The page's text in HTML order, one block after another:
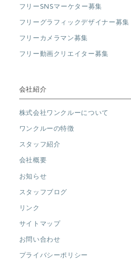
フリーSNSマーケター募集
フリーグラフィックデザイナー募集
フリーカメラマン募集
フリー動画クリエイター募集
会社紹介
株式会社ワンクルーについて
ワンクルーの特徴
スタッフ紹介
会社概要
お知らせ
スタッフブログ
リンク
サイトマップ
お問い合わせ
プライバシーポリシー